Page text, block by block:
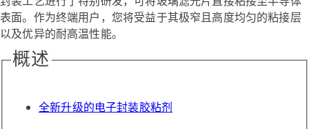
表面。作为终端用户，您将受益于其极窄且高度均匀的粘接层
以及优异的耐高温性能。
概述
全新升级的电子封装胶粘剂